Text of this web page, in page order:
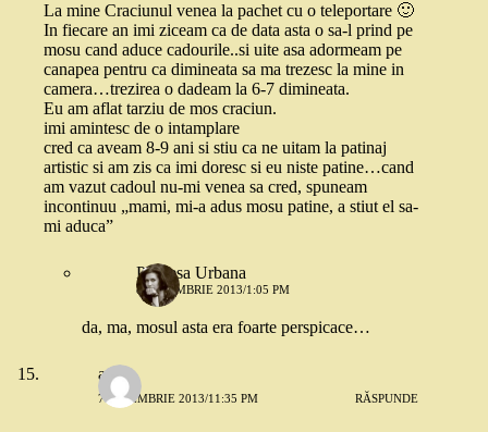
La mine Craciunul venea la pachet cu o teleportare 🙂
In fiecare an imi ziceam ca de data asta o sa-l prind pe
mosu cand aduce cadourile..si uite asa adormeam pe
canapea pentru ca dimineata sa ma trezesc la mine in
camera…trezirea o dadeam la 6-7 dimineata.
Eu am aflat tarziu de mos craciun.
imi amintesc de o intamplare
cred ca aveam 8-9 ani si stiu ca ne uitam la patinaj
artistic si am zis ca imi doresc si eu niste patine…cand
am vazut cadoul nu-mi venea sa cred, spuneam
incontinuu „mami, mi-a adus mosu patine, a stiut el sa-
mi aduca”
Printesa Urbana
8 NOIEMBRIE 2013/1:05 PM
da, ma, mosul asta era foarte perspicace…
ady
7 NOIEMBRIE 2013/11:35 PM RĂSPUNDE